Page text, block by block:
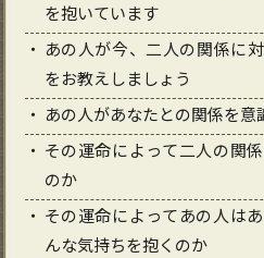
を抱いています
あの人が今、二人の関係に
をお教えしましょう
あの人があなたとの関係を意
その運命によって二人の関
のか
その運命によってあの人は
んな気持ちを抱くのか